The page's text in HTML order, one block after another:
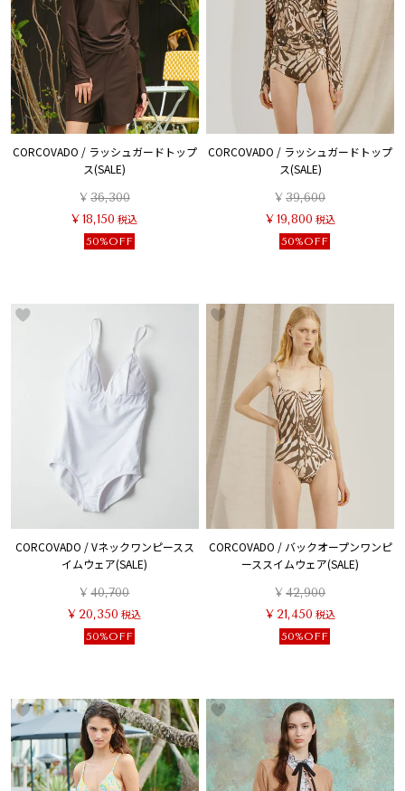
CORCOVADO / ラッシュガードトップ
ス(SALE)
¥36,300
¥ 18,150 税込
50%OFF
CORCOVADO / ラッシュガードトップ
ス(SALE)
¥39,600
¥ 19,800 税込
50%OFF
CORCOVADO / Vネックワンピースス
イムウェア(SALE)
¥ 40,700
¥ 20,350 税込
50%OFF
CORCOVADO / バックオープンワンピ
ーススイムウェア(SALE)
¥42,900
¥ 21,450 税込
50%OFF